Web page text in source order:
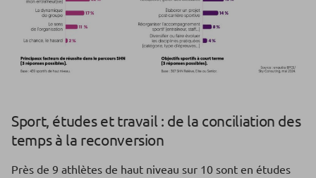
Sport, études et travail : de la conciliation des
temps à la reconversion
Près de 9 athlètes de haut niveau sur 10 sont en études